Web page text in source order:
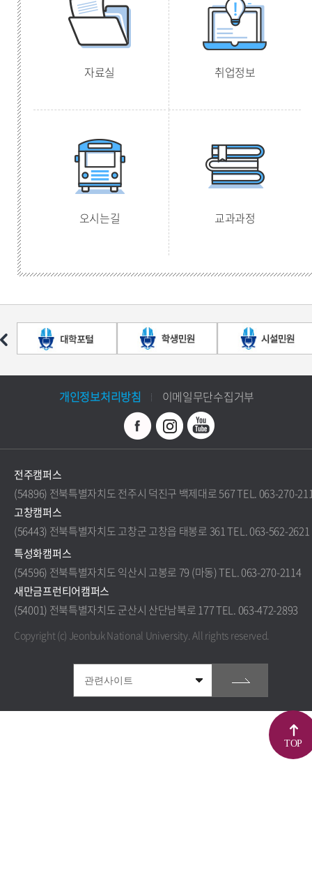
자료실 취업정보
오시는길 교과과정
개인정보처리방침 이메일무단수집거부
전주캠퍼스
(54896) 전북특별자치도 전주시 덕진구 백제대로 567 TEL. 063-270-
고창캠퍼스
(56443) 전북특별자치도 고창군 고창읍 태봉로 361 TEL. 063-562-2621
특성화캠퍼스
(54596) 전북특별자치도 익산시 고봉로 79 (마동) TEL. 063-270-2114
새만금프런티어캠퍼스
(54001) 전북특별자치도 군산시 산단남북로 177 TEL. 063-472-2893
Copyright (c) Jeonbuk National University. All rights reserved.
TOP